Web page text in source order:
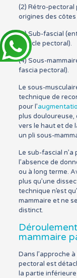
(2) Rétro-pectoral
origines des
(3) Sub-fascial
muscle pectoral).
(4) Sous-
fascia pectoral).
Le sous-
technique de
pour l’
plus douloureuse,
vers le haut et de
un pli sous-
Le sub-fascial
l’absence de
ou à long terme.
plus qu’une
technique n’est
mammaire et ne
distinct.
mammaire
Dans l’approche
pectoral est
la partie